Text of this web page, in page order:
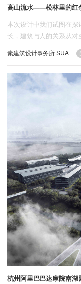
高山流水——松林里的红
本次设计中我们试图在探
长，建筑与人的关系从
素建筑设计事务所 SUA
杭州阿里巴巴达摩院南